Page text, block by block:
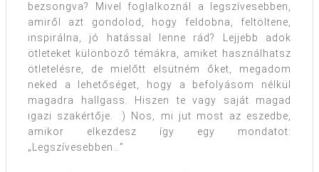
bezsongva? Mivel foglalkoznál a legszívesebben,
amiről azt gondolod, hogy feldobna, feltöltene,
inspirálna, jó hatással lenne rád? Lejjebb adok
ötleteket különböző témákra, amiket használhatsz
ötletelésre, de mielőtt elsütném őket, megadom
neked a lehetőséget, hogy a befolyásom nélkül
magadra hallgass. Hiszen te vagy saját magad
igazi szakértője. :) Nos, mi jut most az eszedbe,
amikor elkezdesz így egy mondatot:
„Legszívesebben…”